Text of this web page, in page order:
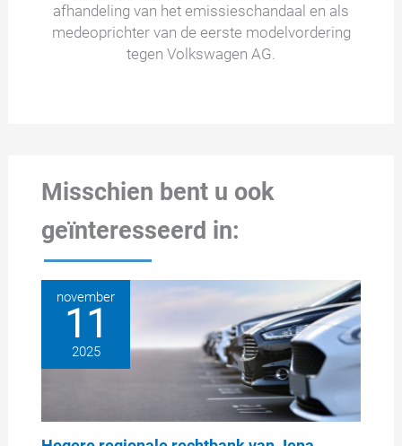
afhandeling van het emissieschandaal en als
medeoprichter van de eerste modelvordering
tegen Volkswagen AG.
Misschien bent u ook
geïnteresseerd in:
november
11
2025